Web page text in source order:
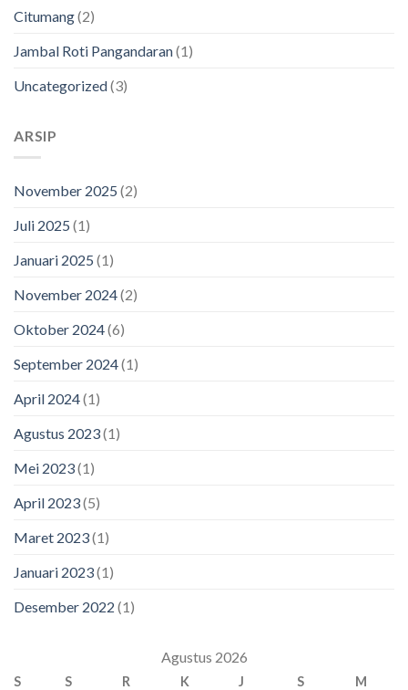
Citumang(2)
Jambal Roti Pangandaran(1)
Uncategorized(3)
ARSIP
November 2025 (2)
Juli 2025 (1)
Januari 2025 (1)
November 2024(2)
Oktober 2024(6)
September 2024(1)
April 2024(1)
Agustus 2023(1)
Mei 2023(1)
April 2023(5)
Maret 2023(1)
Januari 2023(1)
Desember 2022 (1)
Agustus 2026
S S R K J S M